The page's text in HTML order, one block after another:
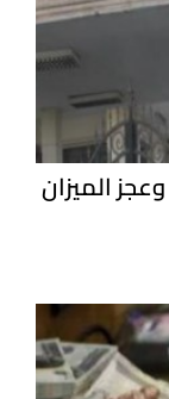
صادرات مصر ترتفع 3.58% وعجز الميزان